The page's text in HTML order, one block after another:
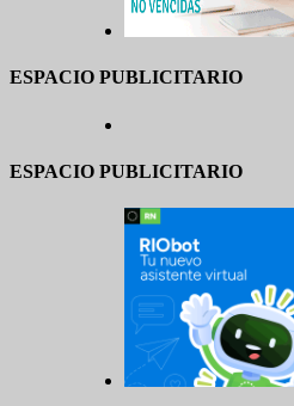
ESPACIO PUBLICITARIO
ESPACIO PUBLICITARIO